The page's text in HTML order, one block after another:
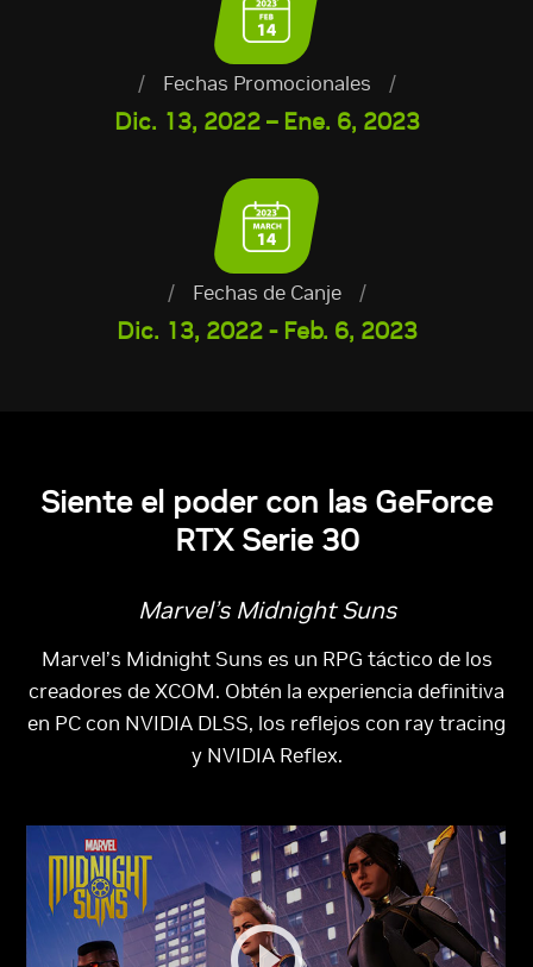
/ Fechas Promocionales /
Dic. 13, 2022 – Ene. 6, 2023
/ Fechas de Canje /
Dic. 13, 2022 - Feb. 6, 2023
Siente el poder con las GeForce
RTX Serie 30
Marvel’s Midnight Suns
Marvel’s Midnight Suns es un RPG táctico de los
creadores de XCOM. Obtén la experiencia definitiva
en PC con NVIDIA DLSS, los reflejos con ray tracing
y NVIDIA Reflex.